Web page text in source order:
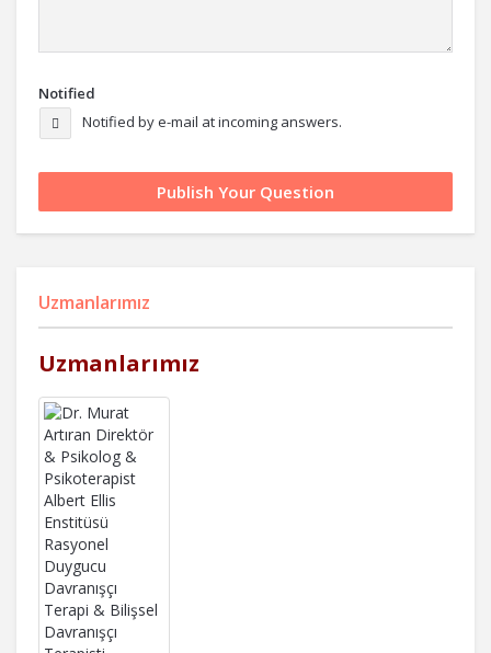
Notified
Notified by e-mail at incoming answers.
Uzmanlarımız
Uzmanlarımız